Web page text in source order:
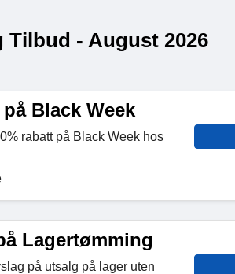
- August 2026
Black Week
rabatt på Black Week hos
Lagertømming
på utsalg på lager uten